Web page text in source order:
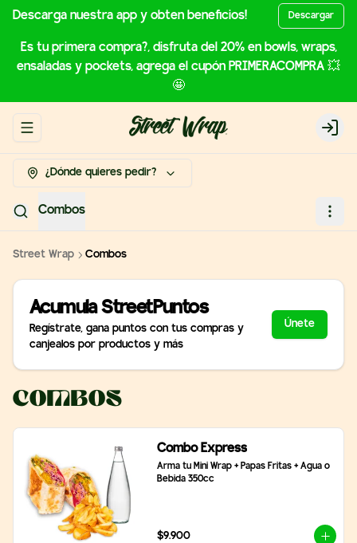
Descarga nuestra app y obten beneficios! Descargar
Es tu primera compra?, disfruta del 20% en bowls, wraps,
ensaladas y pockets, agrega el cupón PRIMERACOMPRA 💥
🤩
Abrir menu de navegación Login
¿Dónde quieres pedir?
Combos
Street Wrap Combos
AcumulaStreetPuntos
Regístrate, gana puntos con tus compras y
canjealos por productos y más
Únete
Combos
Combo Express
Arma tu Mini Wrap + Papas Fritas + Agua o
Bebida 350cc
$9.900